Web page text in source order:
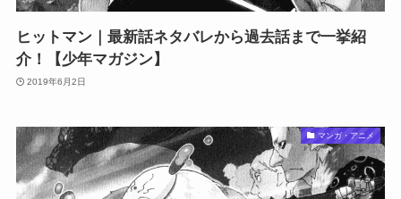
ヒットマン｜最新話ネタバレから過去話まで一挙紹
介！【少年マガジン】
2019年6月2日
マンガ・アニメ